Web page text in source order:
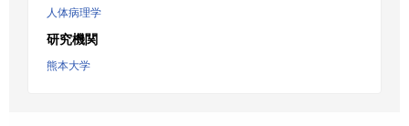
人体病理学
研究機関
熊本大学